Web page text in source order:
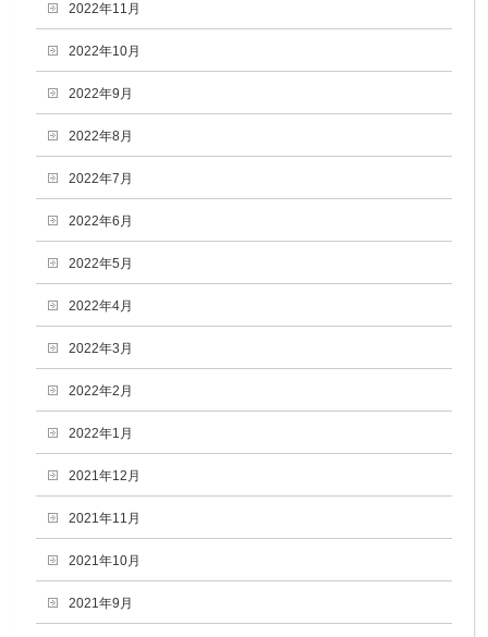
2022年11月
2022年10月
2022年9月
2022年8月
2022年7月
2022年6月
2022年5月
2022年4月
2022年3月
2022年2月
2022年1月
2021年12月
2021年11月
2021年10月
2021年9月